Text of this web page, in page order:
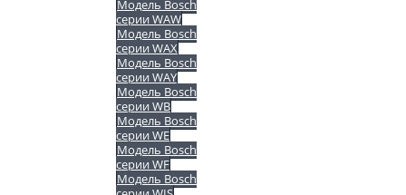
Модель Bosch
серии WAW
Модель Bosch
серии WAX
Модель Bosch
серии WAY
Модель Bosch
серии WB
Модель Bosch
серии WE
Модель Bosch
серии WF
Модель Bosch